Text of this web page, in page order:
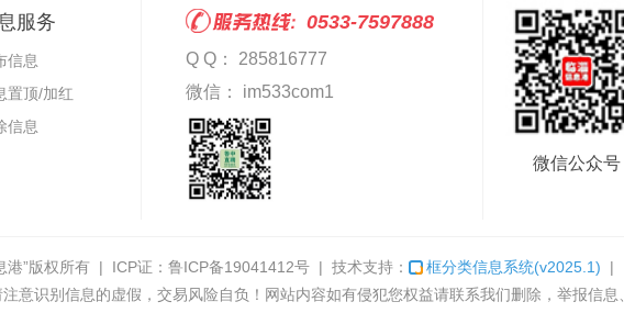
服务
信息
置顶/加红
信息
0533-7597888
Q Q： 285816777
微信： im533com1
微信公众号
港”版权所有 | ICP证： 鲁ICP备19041412号 | 技术支持： 框分类信息系统(v2025.1) |
意识别信息的虚假，交易风险自负！网站内容如有侵犯您权益请联系我们删除，举报信息